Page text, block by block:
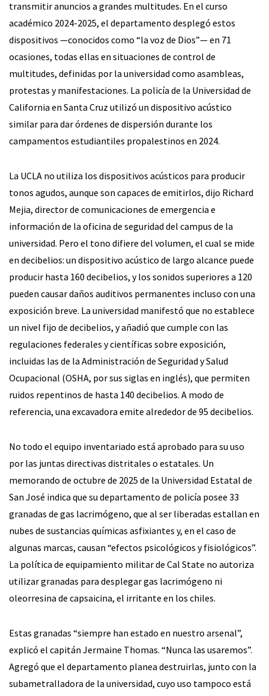
transmitir anuncios a grandes multitudes. En el curso
académico 2024-2025, el departamento desplegó estos
dispositivos —conocidos como “la voz de Dios”— en 71
ocasiones, todas ellas en situaciones de control de
multitudes, definidas por la universidad como asambleas,
protestas y manifestaciones. La policía de la Universidad de
California en Santa Cruz utilizó un dispositivo acústico
similar para dar órdenes de dispersión durante los
campamentos estudiantiles propalestinos en 2024.
La UCLA no utiliza los dispositivos acústicos para producir
tonos agudos, aunque son capaces de emitirlos, dijo Richard
Mejia, director de comunicaciones de emergencia e
información de la oficina de seguridad del campus de la
universidad. Pero el tono difiere del volumen, el cual se mide
en decibelios: un dispositivo acústico de largo alcance puede
producir hasta 160 decibelios, y los sonidos superiores a 120
pueden causar daños auditivos permanentes incluso con una
exposición breve. La universidad manifestó que no establece
un nivel fijo de decibelios, y añadió que cumple con las
regulaciones federales y científicas sobre exposición,
incluidas las de la Administración de Seguridad y Salud
Ocupacional (OSHA, por sus siglas en inglés), que permiten
ruidos repentinos de hasta 140 decibelios. A modo de
referencia, una excavadora emite alrededor de 95 decibelios.
No todo el equipo inventariado está aprobado para su uso
por las juntas directivas distritales o estatales. Un
memorando de octubre de 2025 de la Universidad Estatal de
San José indica que su departamento de policía posee 33
granadas de gas lacrimógeno, que al ser liberadas estallan en
nubes de sustancias químicas asfixiantes y, en el caso de
algunas marcas, causan “efectos psicológicos y fisiológicos”.
La política de equipamiento militar de Cal State no autoriza
utilizar granadas para desplegar gas lacrimógeno ni
oleorresina de capsaicina, el irritante en los chiles.
Estas granadas “siempre han estado en nuestro arsenal”,
explicó el capitán Jermaine Thomas. “Nunca las usaremos”.
Agregó que el departamento planea destruirlas, junto con la
subametralladora de la universidad, cuyo uso tampoco está